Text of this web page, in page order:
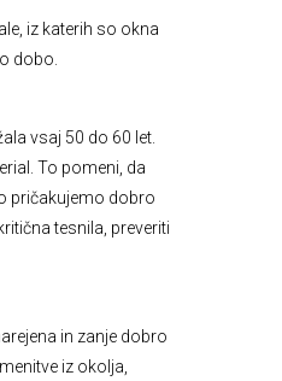
iz katerih so okna
dobo.
vsaj 50 do 60 let.
To pomeni, da
pričakujemo dobro
tesnila, preveriti
in zanje dobro
iz okolja,